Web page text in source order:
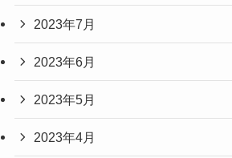
2023年7月
2023年6月
2023年5月
2023年4月